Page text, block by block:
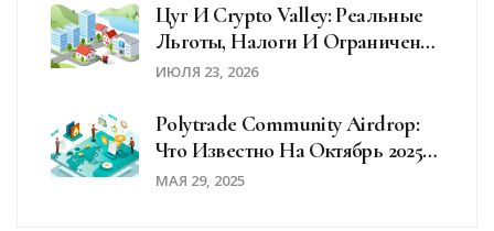
Цуг И Crypto Valley: Реальные
Льготы, Налоги И Ограничения
Для Крипто-Бизнеса В 2026 Году
ИЮЛЯ 23, 2026
Polytrade Community Airdrop:
Что Известно На Октябрь 2025
Года
МАЯ 29, 2025